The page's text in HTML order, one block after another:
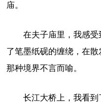
庙。
在夫子庙里，我感
了笔墨纸砚的缠绕，在散
那种境界不言而喻。
长江大桥上，我看